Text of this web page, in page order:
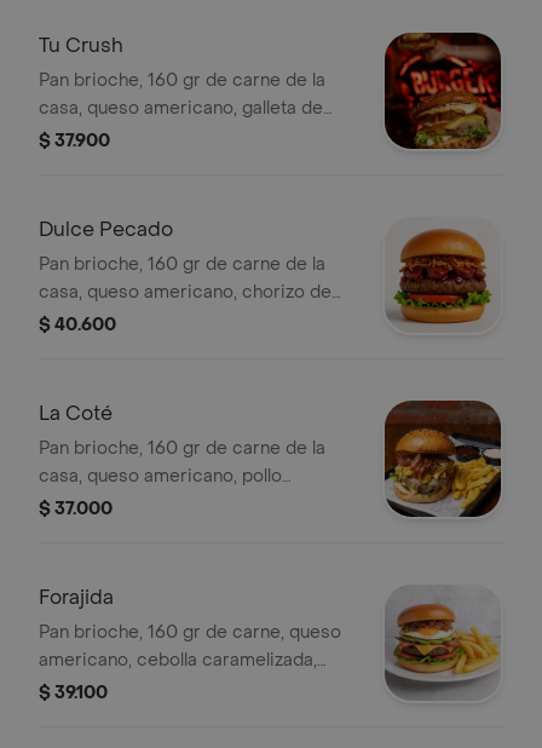
Tu Crush
Pan brioche, 160 gr de carne de la
casa, queso americano, galleta de
queso parmesano, jamón ahumado,
papas fritas.
$ 37.900
Dulce Pecado
Pan brioche, 160 gr de carne de la
casa, queso americano, chorizo de
ternera en reducción de panela,
$ 40.600
La Coté
Pan brioche, 160 gr de carne de la
casa, queso americano, pollo
desmechado en un picadillo de
$ 37.000
Forajida
Pan brioche, 160 gr de carne, queso
americano, cebolla caramelizada,
aguacate, huevo frito, tocineta,
$ 39.100